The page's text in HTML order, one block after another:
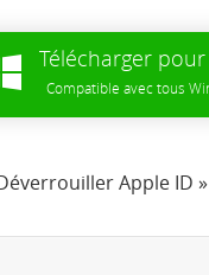
Télécharger
Compatible avec tous
Apple ID